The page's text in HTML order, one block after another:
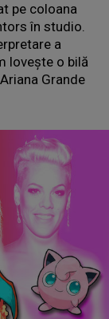
pe coloana
în studio.
a
loveşte o bilă
Grande